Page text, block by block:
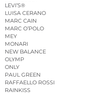
LEVI’S®
LUISA CERANO
MARC CAIN
MARC O’POLO
MEY
MONARI
NEW BALANCE
OLYMP
ONLY
PAUL GREEN
RAFFAELLO ROSSI
RAINKISS